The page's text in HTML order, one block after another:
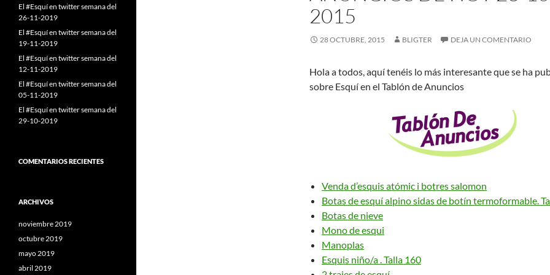
2015
28 OCTUBRE, 2015 BLIGTER DEJA UN COMENTARIO
Hola a todos, aquí tenéis lo más interesante que se ha
sobre Esquí en el Tablón de Anuncios
Venda d’esquis atómic i botres salomon
Botas de esquí alpino sidas de botín termoformable.
Botas de nieve
Mono de esqui
Manoplas
Esquis niño/a . Talla 160
El #Esquí en twitter semana del
26-11-2019
El #Esquí en twitter semana del
19-11-2019
El #Esquí en twitter semana del
12-11-2019
El #Esquí en twitter semana del
05-11-2019
El #Esquí en twitter semana del
29-10-2019
COMENTARIOS RECIENTES
ARCHIVOS
noviembre 2019
octubre 2019
mayo 2019
abril 2019